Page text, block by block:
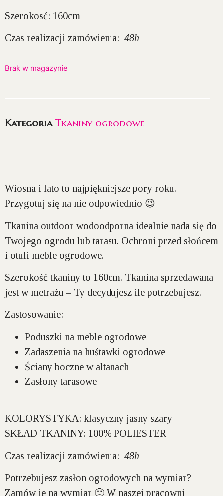
Szerokosć: 160cm
Czas realizacji zamówienia: 48h
Brak w magazynie
Kategoria Tkaniny ogrodowe
Wiosna i lato to najpiękniejsze pory roku.
Przygotuj się na nie odpowiednio 😉
Tkanina outdoor wodoodporna idealnie nada się do
Twojego ogrodu lub tarasu. Ochroni przed słońcem
i otuli meble ogrodowe.
Szerokość tkaniny to 160cm. Tkanina sprzedawana
jest w metrażu – Ty decydujesz ile potrzebujesz.
Zastosowanie:
Poduszki na meble ogrodowe
Zadaszenia na huśtawki ogrodowe
Ściany boczne w altanach
Zasłony tarasowe
KOLORYSTYKA: klasyczny jasny szary
SKŁAD TKANINY: 100% POLIESTER
Czas realizacji zamówienia: 48h
Potrzebujesz zasłon ogrodowych na wymiar?
Zamów je na wymiar 🙂 W naszej pracowni